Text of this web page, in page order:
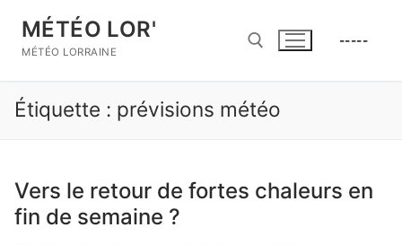
contenu
MÉTÉO LOR'
MÉTÉO LORRAINE
Rechercher :
-----
Étiquette : prévisions météo
Vers le retour de fortes chaleurs en
fin de semaine ?